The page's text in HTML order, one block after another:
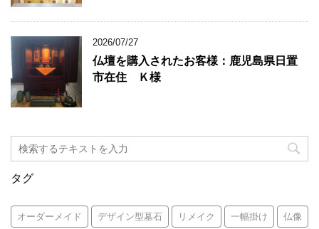
2026/07/27
仏壇を購入されたお客様：鹿児島県日置
市在住 Ｋ様
タグ
オーダーメイド デザイン型墓石 リメイク 一幅掛け 仏像